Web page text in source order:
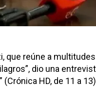
que reúne a
dio una
(Crónica HD, de 11 a